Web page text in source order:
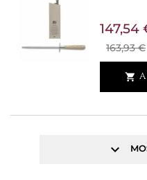
163,93 €
147,54

keyboard_arrow_down